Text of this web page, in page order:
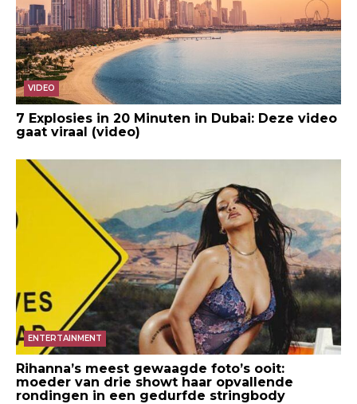
VIDEO
7 Explosies in 20 Minuten in Dubai: Deze video
gaat viraal (video)
ENTERTAINMENT
Rihanna’s meest gewaagde foto’s ooit:
moeder van drie showt haar opvallende
rondingen in een gedurfde stringbody